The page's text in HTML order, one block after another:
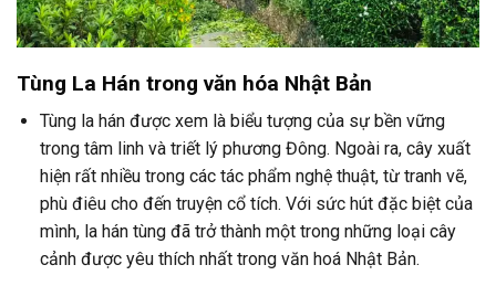
Tùng La Hán trong văn hóa Nhật Bản
Tùng la hán được xem là biểu tượng của sự bền vững
trong tâm linh và triết lý phương Đông. Ngoài ra, cây xuất
hiện rất nhiều trong các tác phẩm nghệ thuật, từ tranh vẽ,
phù điêu cho đến truyện cổ tích. Với sức hút đặc biệt của
mình, la hán tùng đã trở thành một trong những loại cây
cảnh được yêu thích nhất trong văn hoá Nhật Bản.